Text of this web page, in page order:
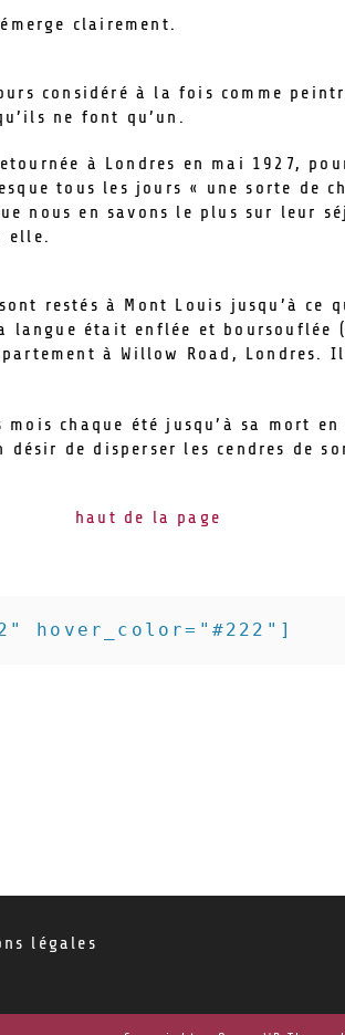
clairement.
considéré à la fois comme
ne font qu’un.
à Londres en mai 1927,
tous les jours « une sorte de
nous en savons le plus sur leur
elle.
restés à Mont Louis jusqu’à ce
était enflée et boursouflée
à Willow Road,
chaque été jusqu’à sa mort
de disperser les cendres de
haut de la page
hover_color="#222"]
légales